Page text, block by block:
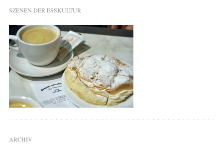
SZENEN DER ESSKULTUR
ARCHIV